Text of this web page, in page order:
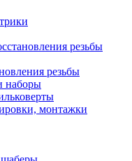
резьбы
резьбы
наборы
монтажки